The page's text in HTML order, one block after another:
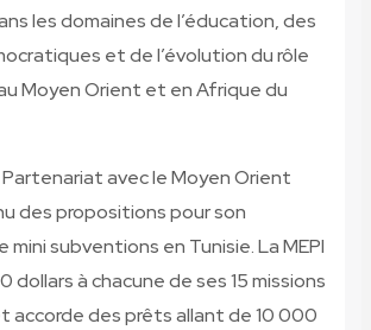
les domaines de l’éducation, des
et de l’évolution du rôle
Moyen Orient et en Afrique du
Partenariat avec le Moyen Orient
des propositions pour son
mini subventions en Tunisie. La MEPI
dollars à chacune de ses 15 missions
accorde des prêts allant de 10 000